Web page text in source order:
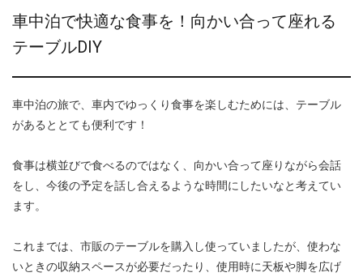
車中泊で快適な食事を！向かい合って座れる
テーブルDIY
車中泊の旅で、車内でゆっくり食事を楽しむためには、テーブル
があるととても便利です！
食事は横並びで食べるのではなく、向かい合って座りながら会話
をし、今後の予定を話し合えるような時間にしたいなと考えてい
ます。
これまでは、市販のテーブルを購入し使っていましたが、使わな
いときの収納スペースが必要だったり、使用時に天板や脚を広げ